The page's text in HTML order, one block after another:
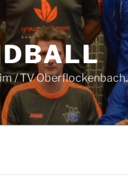
/ TV Oberflockenbach.